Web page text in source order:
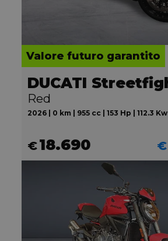
Valore futuro garantito
Red
2026 | 0 km | 955 cc | 153 Hp | 112.3 Kw
€18.690 €